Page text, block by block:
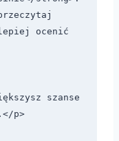
ocenić
szanse
p>